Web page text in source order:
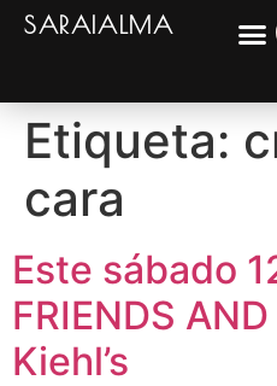
SARAIALMA
Etiqueta:
cara
Este sábado
FRIENDS
Kiehl’s